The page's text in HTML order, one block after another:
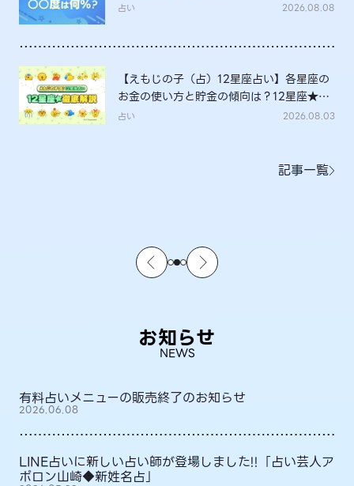
占い 2026.08.08
【えもじの子（占）12星座占い】各星座の
お金の使い方と貯金の傾向は？12星座★徹
底解説
占い 2026.08.03
記事一覧
お知らせ
NEWS
有料占いメニューの販売終了のお知らせ
2026.06.08
LINE占いに新しい占い師が登場しました!!「占い芸人ア
ポロン山崎◆新姓名占」